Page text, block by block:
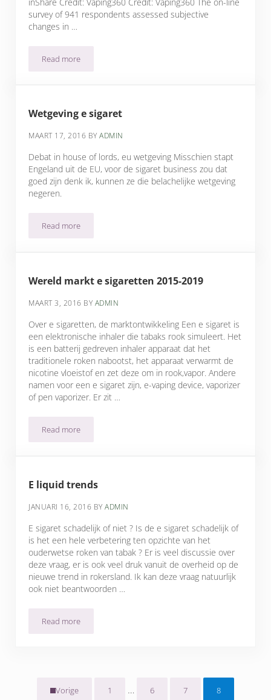
survey of 941 respondents assessed subjective
changes in …
Read moreVaping may lead to…
Wetgeving e sigaret
MAART 17, 2016 BYADMIN
Debat in house of lords, eu wetgeving Misschien stapt
Engeland uit de EU, voor de sigaret business zou dat
goed zijn denk ik, kunnen ze die belachelijke wetgeving
negeren.
Read moreWetgeving e sigaret
Wereld markt e sigaretten 2015-2019
MAART 3, 2016 BY ADMIN
Over e sigaretten, de marktontwikkeling Een e sigaret is
een elektronische inhaler die tabaks rook simuleert. Het
is een batterij gedreven inhaler apparaat dat het
traditionele roken nabootst, het apparaat verwarmt de
nicotine vloeistof en zet deze om in rook,vapor. Andere
namen voor een e sigaret zijn, e-vaping device, vaporizer
of pen vaporizer. Er zit …
Read moreWereld markt e sigaretten 2015-2019
E liquid trends
JANUARI 16, 2016 BYADMIN
E sigaret schadelijk of niet ? Is de e sigaret schadelijk of
is het een hele verbetering ten opzichte van het
ouderwetse roken van tabak ? Er is veel discussie over
deze vraag, er is ook veel druk vanuit de overheid op de
nieuwe trend in rokersland. Ik kan deze vraag natuurlijk
ook niet beantwoorden …
Read moreE liquid trends
Vorige Pagina
1 Interim pagina's zijn weggelaten
… Pagina
6 Pagina
7 Pagina
8